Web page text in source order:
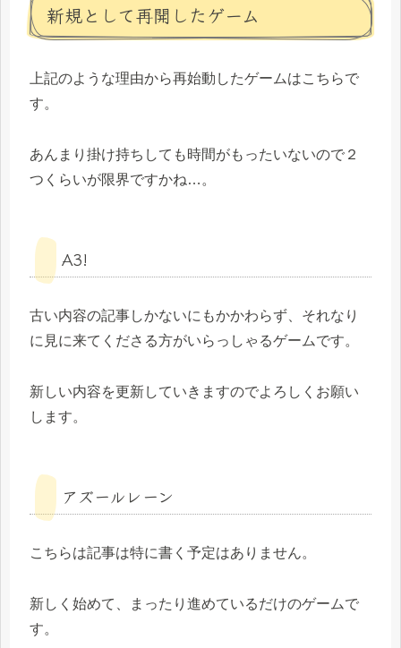
新規として再開したゲーム
上記のような理由から再始動したゲームはこちらで
す。
あんまり掛け持ちしても時間がもったいないので２
つくらいが限界ですかね…。
A3!
古い内容の記事しかないにもかかわらず、それなり
に見に来てくださる方がいらっしゃるゲームです。
新しい内容を更新していきますのでよろしくお願い
します。
アズールレーン
こちらは記事は特に書く予定はありません。
新しく始めて、まったり進めているだけのゲームで
す。